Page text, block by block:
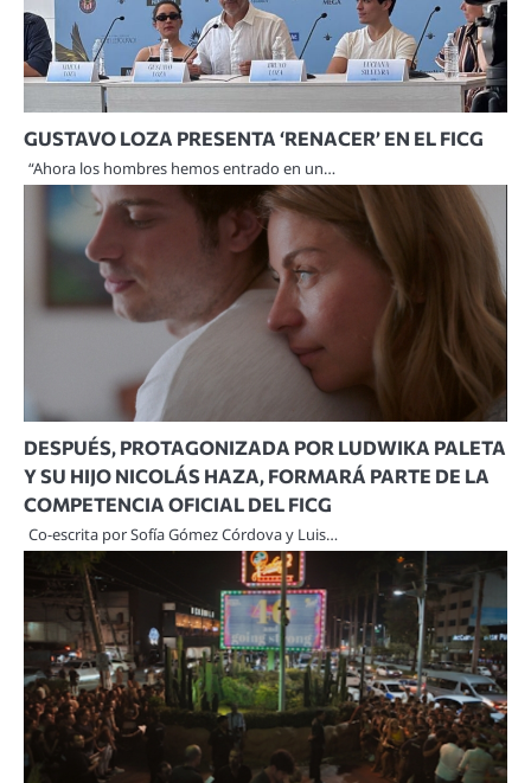
GUSTAVO LOZA PRESENTA ‘RENACER’ EN EL FICG
“Ahora los hombres hemos entrado en un…
DESPUÉS, PROTAGONIZADA POR LUDWIKA PALETA
Y SU HIJO NICOLÁS HAZA, FORMARÁ PARTE DE LA
COMPETENCIA OFICIAL DEL FICG
Co-escrita por Sofía Gómez Córdova y Luis…